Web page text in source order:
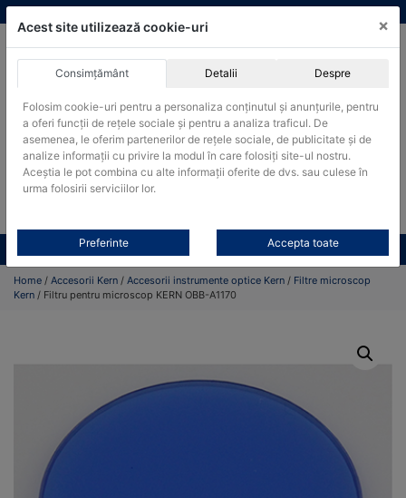
Skip
to
ACHIZITII PUBLICE
Produsele pot fi achizitionate si in sistemul SEAP / SICAP
Products
search
CAUTARE
Toate produsele CONTACT
Home / Accesorii Kern / Accesorii instrumente optice Kern / Filtre microscop
Kern / Filtru pentru microscop KERN OBB-A1170
Acest site utilizează cookie-uri ×
Consimțământ Detalii Despre
Folosim cookie-uri pentru a personaliza conținutul și anunțurile, pentru
a oferi funcții de rețele sociale și pentru a analiza traficul. De
asemenea, le oferim partenerilor de rețele sociale, de publicitate și de
analize informații cu privire la modul în care folosiți site-ul nostru.
Aceștia le pot combina cu alte informații oferite de dvs. sau culese în
urma folosirii serviciilor lor.
Preferinte Accepta toate